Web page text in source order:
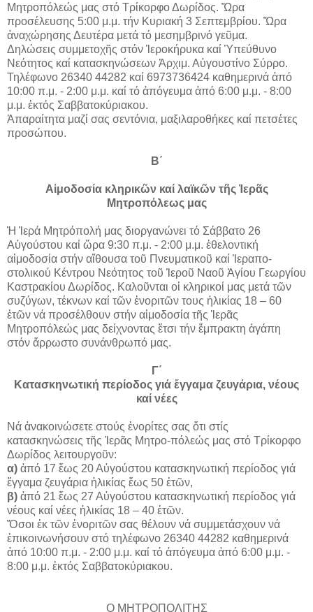
Μητροπόλεώς μας στό Τρίκορφο Δωρίδος. Ὥρα
προσέλευσης 5:00 μ.μ. τήν Κυριακή 3 Σεπτεμβρίου. Ὥρα
ἀναχώρησης Δευτέρα μετά τό μεσημβρινό γεῦμα.
Δηλώσεις συμμετοχῆς στόν Ἱεροκήρυκα καί Ὑπεύθυνο
Νεότητος καί κατασκηνώσεων Ἀρχιμ. Αὐγουστίνο Σύρρο.
Τηλέφωνο 26340 44282 καί 6973736424 καθημερινά ἀπό
10:00 π.μ. - 2:00 μ.μ. καί τό ἀπόγευμα ἀπό 6:00 μ.μ. - 8:00
μ.μ. ἐκτός Σαββατοκύριακου.
Ἀπαραίτητα μαζί σας σεντόνια, μαξιλαροθήκες καί πετσέτες
προσώπου.
Β΄
Αἱμοδοσία κληρικῶν καί λαϊκῶν τῆς Ἱερᾶς
Μητροπόλεως μας
Ἡ Ἱερά Μητρόπολή μας διοργανώνει τό Σάββατο 26
Αὐγούστου καί ὥρα 9:30 π.μ. - 2:00 μ.μ. ἐθελοντική
αἱμοδοσία στήν αἴθουσα τοῦ Πνευματικοῦ καί Ἱεραπο-
στολικού Κέντρου Νεότητος τοῦ Ἱεροῦ Ναοῦ Ἁγίου Γεωργίου
Καστρακίου Δωρίδος. Καλοῦνται οἱ κληρικοί μας μετά τῶν
συζύγων, τέκνων καί τῶν ἐνοριτῶν τους ἡλικίας 18 – 60
ἐτῶν νά προσέλθουν στήν αἱμοδοσία τῆς Ἱερᾶς
Μητροπόλεώς μας δείχνοντας ἔτσι τήν ἔμπρακτη ἀγάπη
στόν ἄρρωστο συνάνθρωπό μας.
Γ΄
Κατασκηνωτική περίοδος γιά ἔγγαμα ζευγάρια, νέους
καί νέες
Νά ἀνακοινώσετε στούς ἐνορίτες σας ὅτι στίς
κατασκηνώσεις τῆς Ἱερᾶς Μητρο-πόλεώς μας στό Τρίκορφο
Δωρίδος λειτουργοῦν:
α) ἀπό 17 ἕως 20 Αὐγούστου κατασκηνωτική περίοδος γιά
ἔγγαμα ζευγάρια ἡλικίας ἕως 50 ἐτῶν,
β) ἀπό 21 ἕως 27 Αὐγούστου κατασκηνωτική περίοδος γιά
νέους καί νέες ἡλικίας 18 – 40 ἐτῶν.
Ὅσοι ἐκ τῶν ἐνοριτῶν σας θέλουν νά συμμετάσχουν νά
ἐπικοινωνήσουν στό τηλέφωνο 26340 44282 καθημερινά
ἀπό 10:00 π.μ. - 2:00 μ.μ. καί τό ἀπόγευμα ἀπό 6:00 μ.μ. -
8:00 μ.μ. ἐκτός Σαββατοκύριακου.
Ο ΜΗΤΡΟΠΟΛΙΤΗΣ